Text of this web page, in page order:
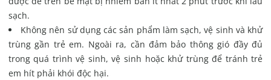
sạch.
Không nên sử dụng các sản phẩm làm sạch, vệ sinh và khử
trùng gần trẻ em. Ngoài ra, cần đảm bảo thông gió đầy đủ
trong quá trình vệ sinh, vệ sinh hoặc khử trùng để tránh trẻ
em hít phải khói độc hại.